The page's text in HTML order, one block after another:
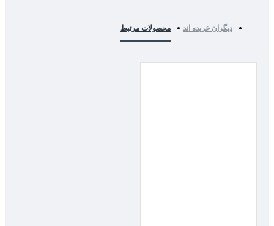
دیگران خریده اند محصولات مرتبط